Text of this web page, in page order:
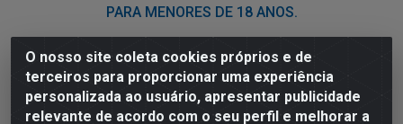
O nosso site coleta cookies próprios e de
terceiros para proporcionar uma experiência
personalizada ao usuário, apresentar publicidade
relevante de acordo com o seu perfil e melhorar a
PARA MENORES DE 18 ANOS.
Nordil Distribuidora - Avenida Liberdade, 2738, Bloco F -
Sesi - Bayeux/PB - CEP 58.111-400 - CNPJ
03.775.813/0001-41